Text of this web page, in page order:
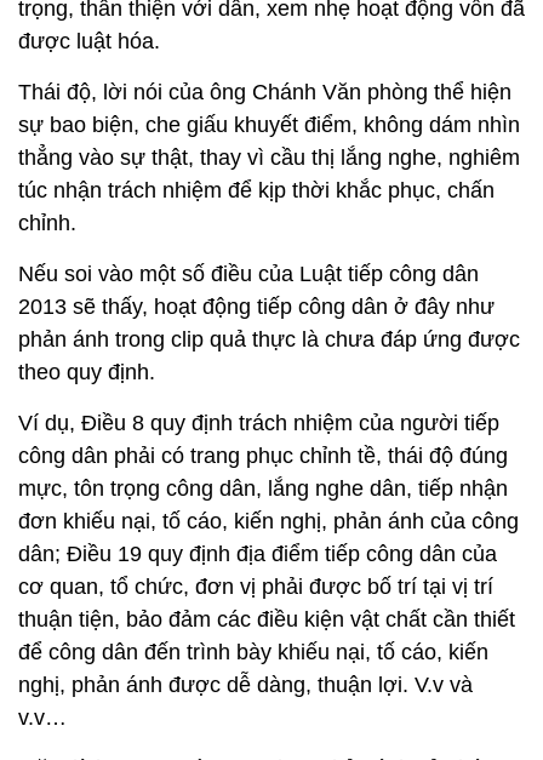
trọng, thân thiện với dân, xem nhẹ hoạt động vốn đã
được luật hóa.
Thái độ, lời nói của ông Chánh Văn phòng thể hiện
sự bao biện, che giấu khuyết điểm, không dám nhìn
thẳng vào sự thật, thay vì cầu thị lắng nghe, nghiêm
túc nhận trách nhiệm để kịp thời khắc phục, chấn
chỉnh.
Nếu soi vào một số điều của Luật tiếp công dân
2013 sẽ thấy, hoạt động tiếp công dân ở đây như
phản ánh trong clip quả thực là chưa đáp ứng được
theo quy định.
Ví dụ, Điều 8 quy định trách nhiệm của người tiếp
công dân phải có trang phục chỉnh tề, thái độ đúng
mực, tôn trọng công dân, lắng nghe dân, tiếp nhận
đơn khiếu nại, tố cáo, kiến nghị, phản ánh của công
dân; Điều 19 quy định địa điểm tiếp công dân của
cơ quan, tổ chức, đơn vị phải được bố trí tại vị trí
thuận tiện, bảo đảm các điều kiện vật chất cần thiết
để công dân đến trình bày khiếu nại, tố cáo, kiến
nghị, phản ánh được dễ dàng, thuận lợi. V.v và
v.v…